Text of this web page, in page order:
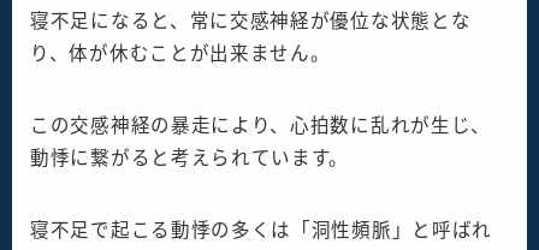
寝不足になると、常に交感神経が優位な状態とな
り、体が休むことが出来ません。
この交感神経の暴走により、心拍数に乱れが生じ、
動悸に繋がると考えられています。
寝不足で起こる動悸の多くは「洞性頻脈」と呼ばれ